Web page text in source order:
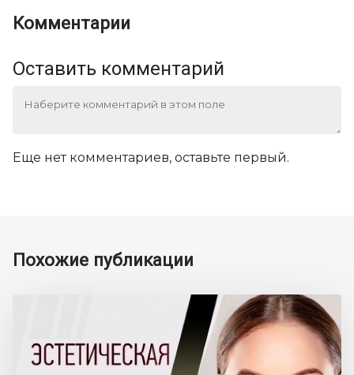
Комментарии
Оставить комментарий
Еще нет комментариев, оставьте первый.
Похожие публикации